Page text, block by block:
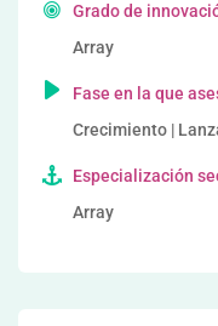
Grado de
Array
Fase en la que
Crecimiento |
Especialización
Array